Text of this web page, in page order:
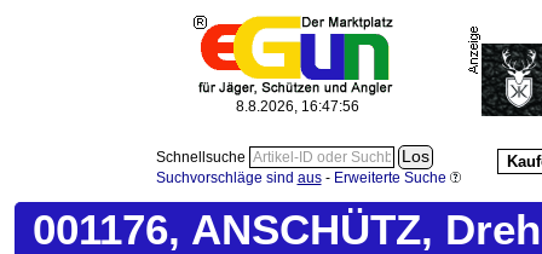
8.8.2026, 16:47:56
Schnellsuche
Suchvorschläge sind aus- Erweiterte Suche
001176, ANSCHÜTZ,